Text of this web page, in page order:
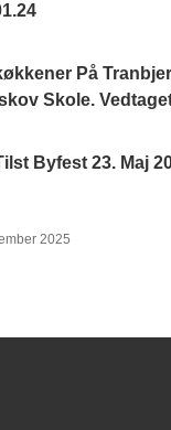
På
Skole.
Byfest 23. Maj
2025